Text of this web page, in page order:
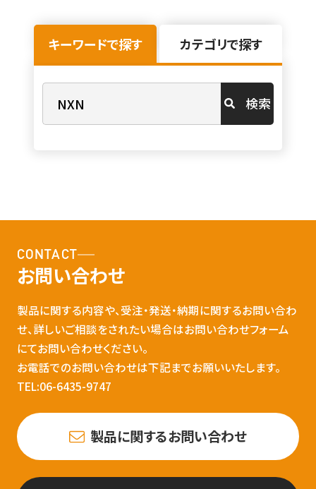
キーワードで探す カテゴリで探す
検索
CONTACT
お問い合わせ
製品に関する内容や、受注・発送・納期に関するお問い合わ
せ、詳しいご相談をされたい場合はお問い合わせフォーム
にてお問い合わせください。
お電話でのお問い合わせは下記までお願いいたします。
TEL:06-6435-9747
製品に関するお問い合わせ